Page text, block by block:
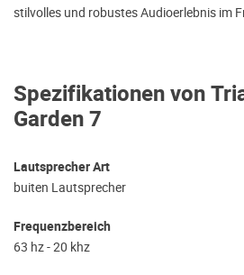
Spezifikationen von
Garden 7
Lautsprecher Art
buiten Lautsprecher
Frequenzbereich
63 hz - 20 khz
stilvolles und robustes Audioerlebnis im